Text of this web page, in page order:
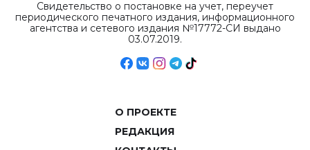
Свидетельство о постановке на учет, переучет
периодического печатного издания, информационного
агентства и сетевого издания №17772-СИ выдано
03.07.2019.
О ПРОЕКТЕ
РЕДАКЦИЯ